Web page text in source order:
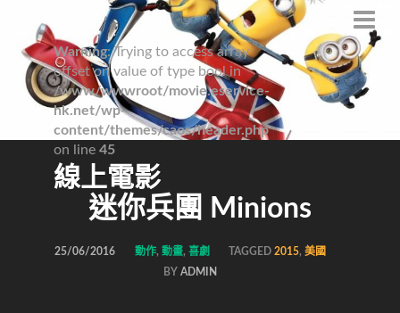
Warning: Trying to access array
offset on value of type bool in
/www/wwwroot/movie.eservice-
hk.net/wp-
content/themes/caos/header.php
on line 45
線上電影
迷你兵團 Minions
25/06/2016 動作, 動畫, 喜劇 TAGGED2015,美國
BYADMIN